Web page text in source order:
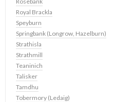
Royal Brackla
Speyburn
Springbank (Longrow, Hazelburn)
Strathisla
Strathmill
Teaninich
Talisker
Tamdhu
Tobermory (Ledaig)